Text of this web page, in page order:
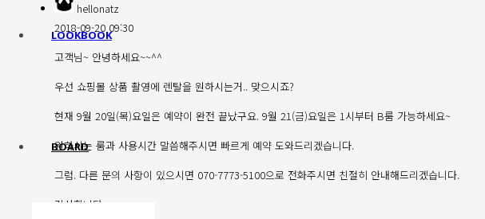
LOOKBOOK
BOARD
hellonatz
2018-09-20 09:30
고객님~ 안녕하세요~~^^
우선 쇼핑몰 상품 촬영에 렌탈을 원하시는거.. 맞으시죠?
현재 9월 20일(목)요일은 예약이 완전 끝났구요. 9월 21(금)요일은 1시부터 B룸 가능하세요~
원하시는 룸과 사용시간 말씀해주시면 빠르게 예약 도와드리겠습니다.
그럼. 다른 문의 사항이 있으시면 070-7773-5100으로 전화주시면 친절히 안내해드리겠습니다.
감사합니다.